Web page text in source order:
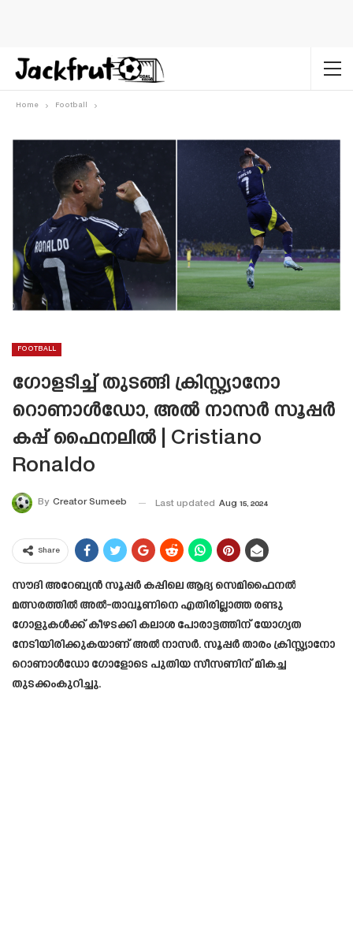
Home Football
FOOTBALL
ഗോളടിച്ച് തുടങ്ങി ക്രിസ്റ്റ്യാനോ
റൊണാൾഡോ, അൽ നാസർ സൂപ്പർ
കപ്പ് ഫൈനലിൽ | Cristiano
Ronaldo
By Creator Sumeeb Last updated Aug 15, 2024
Share
സൗദി അറേബ്യൻ സൂപ്പർ കപ്പിലെ ആദ്യ സെമിഫൈനൽ
മത്സരത്തിൽ അൽ-താവൂണിനെ എതിരില്ലാത്ത രണ്ടു
ഗോളുകൾക്ക് കീഴടക്കി കലാശ പോരാട്ടത്തിന് യോഗ്യത
നേടിയിരിക്കുകയാണ് അൽ നാസർ. സൂപ്പർ താരം ക്രിസ്റ്റ്യാനോ
റൊണാൾഡോ ഗോളോടെ പുതിയ സീസണിന് മികച്ച
തുടക്കംകുറിച്ചു.